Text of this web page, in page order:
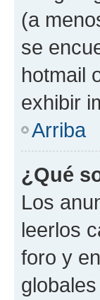
(a
se
hotmail
exhibir
Arriba
¿Qué
Los
leerlos
foro y